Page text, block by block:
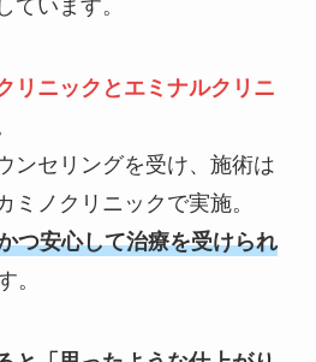
ています。
リニックとエミナルクリニ
ンセリングを受け、施術は
ミノクリニックで実施。
つ安心して治療を受けられ
。